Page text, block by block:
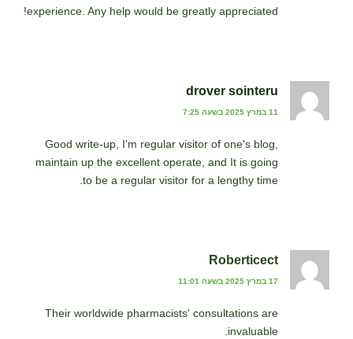
experience. Any help would be greatly appreciated!
drover sointeru
11 במרץ 2025 בשעה 7:25
Good write-up, I'm regular visitor of one's blog,
maintain up the excellent operate, and It is going
to be a regular visitor for a lengthy time.
Roberticect
17 במרץ 2025 בשעה 11:01
Their worldwide pharmacists' consultations are
invaluable.